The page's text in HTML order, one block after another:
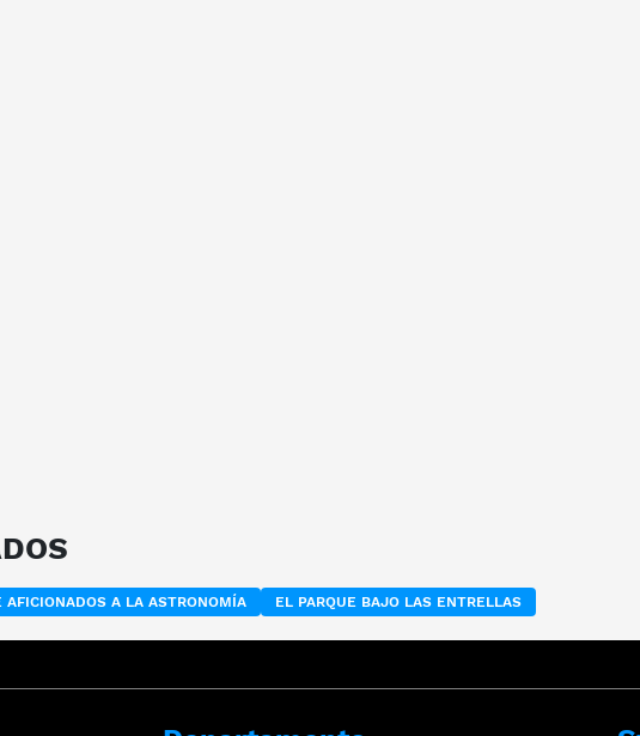
AFICIONADOS A LA ASTRONOMÍA EL PARQUE BAJO LAS ENTRELLAS